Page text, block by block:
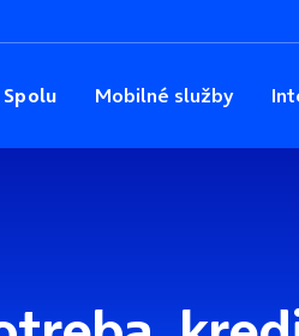
Mobilné služby